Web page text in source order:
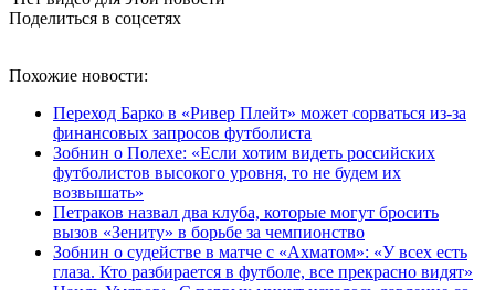
Поделиться в соцсетях
Похожие новости:
Переход Барко в «Ривер Плейт» может сорваться из‑за
финансовых запросов футболиста
Зобнин о Полехе: «Если хотим видеть российских
футболистов высокого уровня, то не будем их
возвышать»
Петраков назвал два клуба, которые могут бросить
вызов «Зениту» в борьбе за чемпионство
Зобнин о судействе в матче с «Ахматом»: «У всех есть
глаза. Кто разбирается в футболе, все прекрасно видят»